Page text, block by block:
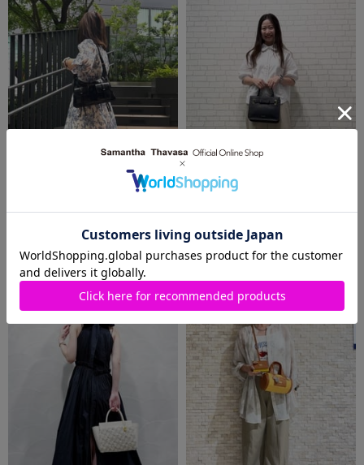
2026.08.07
Samantha Thavasa Petit
Choice
2026.08.06